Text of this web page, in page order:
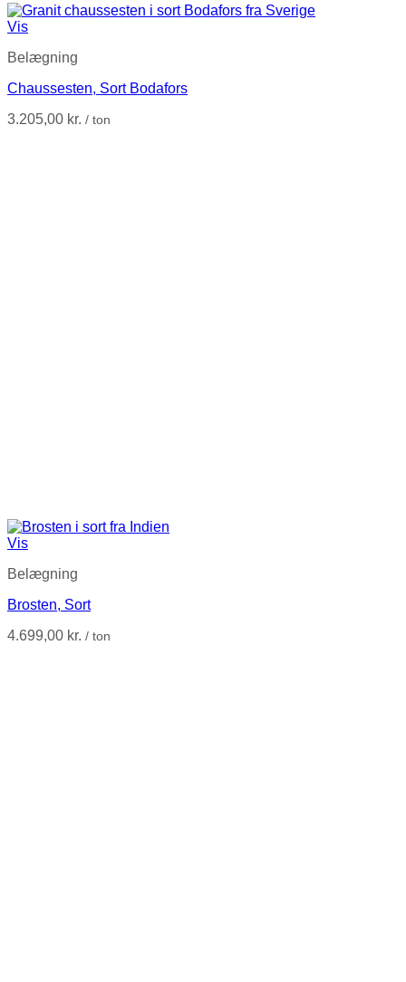
Vis
Belægning
Chaussesten, Sort Bodafors
3.205,00 kr. / ton
Vis
Belægning
Brosten, Sort
4.699,00 kr. / ton